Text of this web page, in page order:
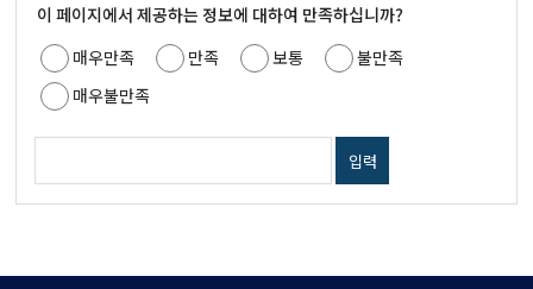
이 페이지에서 제공하는 정보에 대하여 만족하십니까?
매우만족
만족 보통
불만족
매우불만족